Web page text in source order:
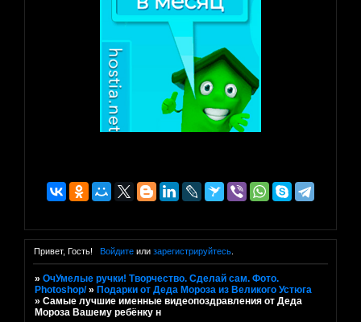
Привет, Гость! Войдитеили зарегистрируйтесь.
»ОчУмелые ручки! Творчество. Сделай сам. Фото.
Photoshop/ » Подарки от Деда Мороза из Великого Устюга
»Самые лучшие именные видеопоздравления от Деда
Мороза Вашему ребёнку н